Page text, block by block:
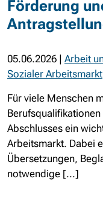
Förderung
05.06.2026 | Arbeit
Sozialer Arbeitsmarkt
Für viele Menschen
Abschlusses ein
Arbeitsmarkt. Dabei
Übersetzungen,
notwendige [...]